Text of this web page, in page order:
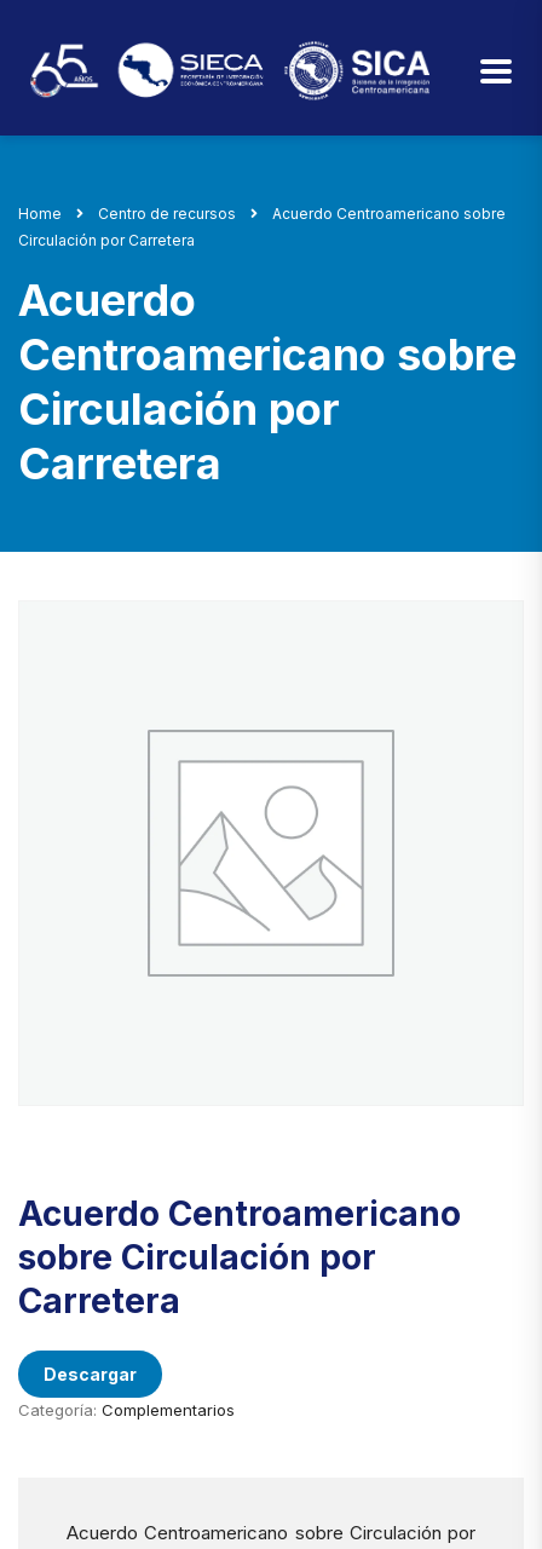
Home Centro de recursos
Acuerdo Centroamericano sobre
Circulación por Carretera
Acuerdo
Centroamericano sobre
Circulación por
Carretera
Acuerdo Centroamericano
sobre Circulación por
Carretera
Descargar
Categoría: Complementarios
Acuerdo Centroamericano sobre Circulación por